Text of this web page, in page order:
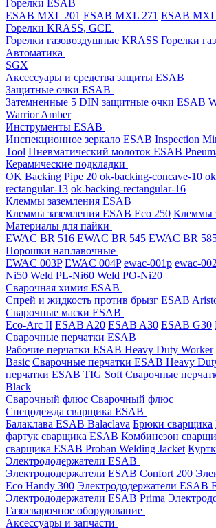
Горелки ESAB
ESAB MXL 201 ESAB MXL 271 ESAB MXL
Горелки KRASS, GCE
Горелки газовоздушные KRASS Горелки
Автоматика
SGX
Аксессуары и средства защиты ESAB
Защитные очки ESAB
Затемненные 5 DIN защитные очки ESAB
Warrior Amber
Инструменты ESAB
Инспекционное зеркало ESAB Inspection
Tool Пневматический молоток ESAB
Керамические подкладки
OK Backing Pipe 20 ok-backing-concave-10
rectangular-13 ok-backing-rectangular-16
Клеммы заземления ESAB
Клеммы заземления ESAB Eco 250 Клеммы
Материалы для пайки
EWAC BR 516 EWAC BR 545 EWAC BR
Порошки наплавочные
EWAC 003P EWAC 004P ewac-001p ewac-
Ni50 Weld PL-Ni60 Weld PO-Ni20
Сварочная химия ESAB
Спрей и жидкость против брызг ESAB
Сварочные маски ESAB
Eco-Arc II ESAB A20 ESAB A30 ESAB G30
Сварочные перчатки ESAB
Рабочие перчатки ESAB Heavy Duty Worker
Basic Сварочные перчатки ESAB Heavy
перчатки ESAB TIG Soft Сварочные
Black
Сварочный флюс Сварочный флюс
Спецодежда сварщика ESAB
Балаклава ESAB Balaclava Брюки сварщика
фартук сварщика ESAB Комбинезон
сварщика ESAB Proban Welding Jacket
Электрододержатели ESAB
Электрододержатели ESAB Confort 200
Eco Handy 300 Электрододержатели ESAB
Электрододержатели ESAB Prima
Газосварочное оборудование
Аксессуары и запчасти